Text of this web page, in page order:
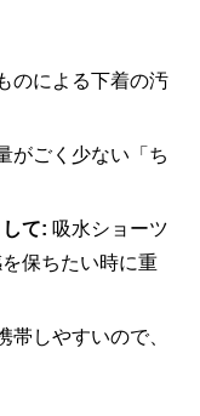
のによる下着の汚
がごく少ない「ち
て: 吸水ショーツ
保ちたい時に重
帯しやすいので、